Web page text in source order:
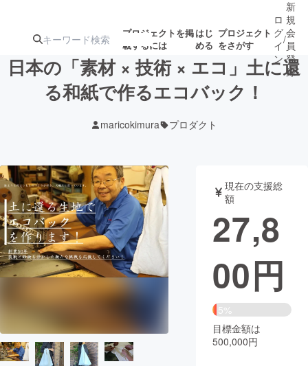
プロジェクトを掲
載するには
はじ
める
プロジェクト
をさがす
ジェクト
募集終了が近いプ
ロジェクト
アート・写真 音楽
テクノロジー・ガジェット ゲーム・
映像・映画 書籍・雑誌
ビジネス・起業 チャレンジ
まちづくり・地域活性化
ロ
グ
イ
ン
/
新
規
会
員
登
録
日本の「素材 × 技術 × エコ」土に還
る和紙で作るエコバック！
maricokimura プロダクト
現在の支援総
額
27,8
00円
5%
目標金額は
500,000円